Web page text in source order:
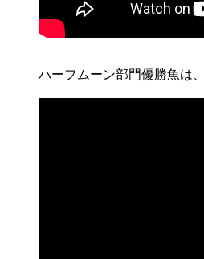
ハーフムーン部門優勝魚は